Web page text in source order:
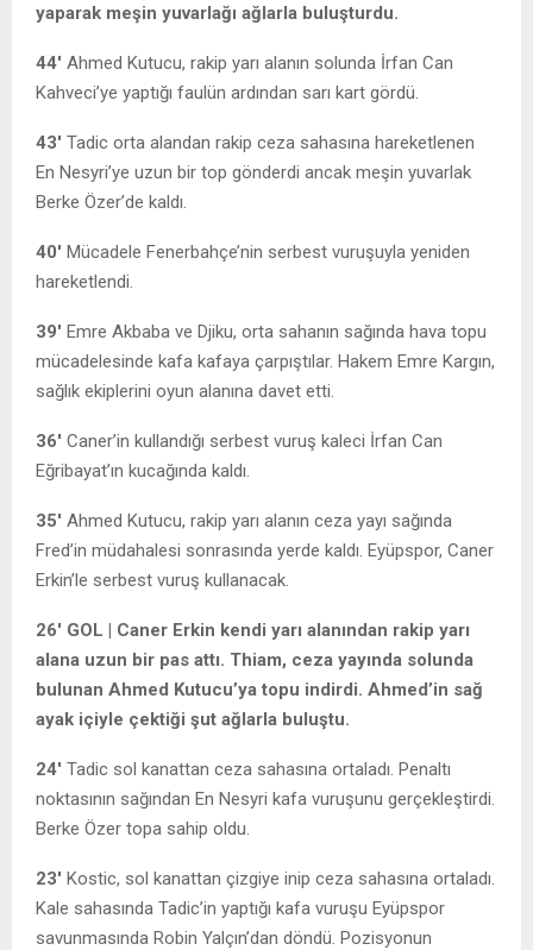
yaparak meşin yuvarlağı ağlarla buluşturdu.
44′ Ahmed Kutucu, rakip yarı alanın solunda İrfan Can
Kahveci’ye yaptığı faulün ardından sarı kart gördü.
43′ Tadic orta alandan rakip ceza sahasına hareketlenen
En Nesyri’ye uzun bir top gönderdi ancak meşin yuvarlak
Berke Özer’de kaldı.
40′ Mücadele Fenerbahçe’nin serbest vuruşuyla yeniden
hareketlendi.
39′ Emre Akbaba ve Djiku, orta sahanın sağında hava topu
mücadelesinde kafa kafaya çarpıştılar. Hakem Emre Kargın,
sağlık ekiplerini oyun alanına davet etti.
36′ Caner’in kullandığı serbest vuruş kaleci İrfan Can
Eğribayat’ın kucağında kaldı.
35′ Ahmed Kutucu, rakip yarı alanın ceza yayı sağında
Fred’in müdahalesi sonrasında yerde kaldı. Eyüpspor, Caner
Erkin’le serbest vuruş kullanacak.
26′ GOL | Caner Erkin kendi yarı alanından rakip yarı
alana uzun bir pas attı. Thiam, ceza yayında solunda
bulunan Ahmed Kutucu’ya topu indirdi. Ahmed’in sağ
ayak içiyle çektiği şut ağlarla buluştu.
24′ Tadic sol kanattan ceza sahasına ortaladı. Penaltı
noktasının sağından En Nesyri kafa vuruşunu gerçekleştirdi.
Berke Özer topa sahip oldu.
23′ Kostic, sol kanattan çizgiye inip ceza sahasına ortaladı.
Kale sahasında Tadic’in yaptığı kafa vuruşu Eyüpspor
savunmasında Robin Yalçın’dan döndü. Pozisyonun